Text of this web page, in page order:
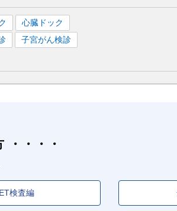
心臓ドック
子宮がん検診
検査編